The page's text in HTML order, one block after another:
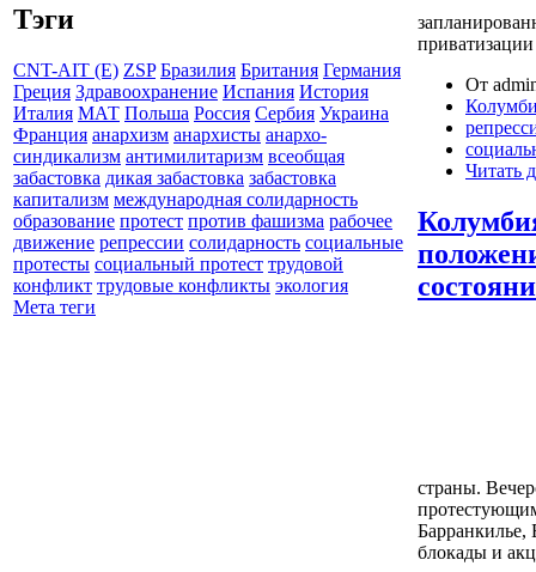
Тэги
CNT-AIT (E) ZSP Бразилия Британия Германия
Греция Здравоохранение Испания История
Италия МАТ Польша Россия Сербия Украина
Франция анархизм анархисты анархо-
синдикализм антимилитаризм всеобщая
забастовка дикая забастовка забастовка
капитализм международная солидарность
образование протест против фашизма рабочее
движение репрессии солидарность социальные
протесты социальный протест трудовой
конфликт трудовые конфликты экология
Мета теги
От
Читать
страны.
блокады и